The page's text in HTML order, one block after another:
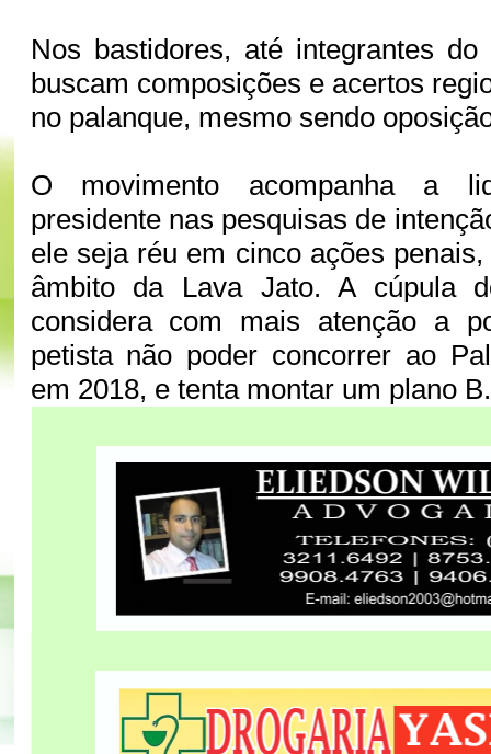
Nos bastidores, até integrantes
buscam composições e acertos
no palanque, mesmo sendo
O movimento acompanha a
presidente nas pesquisas de
ele seja réu em cinco ações
âmbito da Lava Jato. A cúpula
considera com mais atenção a
petista não poder concorrer ao
em 2018, e tenta montar um plano B.